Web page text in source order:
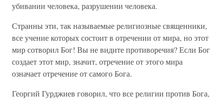
убивании человека, разрушении человека.
Странны эти, так называемые религиозные священники,
все учение которых состоит в отречении от мира, но этот
мир сотворил Бог! Вы не видите противоречия? Если Бог
создает этот мир, значит, отречение от этого мира
означает отречение от самого Бога.
Георгий Гурджиев говорил, что все религии против Бога,